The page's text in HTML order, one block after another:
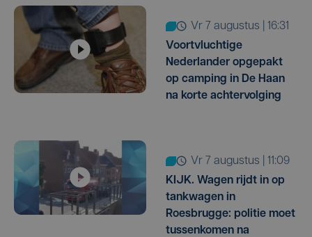
vr 7 augustus | 16:31
Voortvluchtige
Nederlander opgepakt
op camping in De Haan
na korte achtervolging
vr 7 augustus | 11:09
KIJK. Wagen rijdt in op
tankwagen in
Roesbrugge: politie moet
tussenkomen na